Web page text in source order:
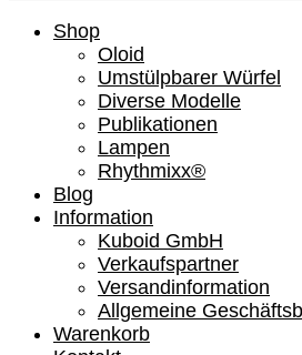
Shop
Oloid
Umstülpbarer Würfel
Diverse Modelle
Publikationen
Lampen
Rhythmixx®
Blog
Information
Kuboid GmbH
Verkaufspartner
Versandinformation
Allgemeine
Warenkorb